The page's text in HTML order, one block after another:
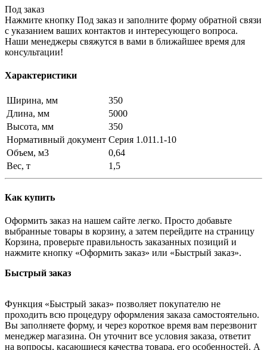
Под заказ
Нажмите кнопку Под заказ и заполните форму обратной связи
с указанием ваших контактов и интересующего вопроса.
Наши менеджеры свяжутся в вами в ближайшее время для
консультации!
Характеристики
Ширина, мм
350
Длина, мм
5000
Высота, мм
350
Нормативный документ Серия 1.011.1-10
Объем, м3
0,64
Вес, т
1,5
Как купить
Оформить заказ на нашем сайте легко. Просто добавьте
выбранные товары в корзину, а затем перейдите на страницу
Корзина, проверьте правильность заказанных позиций и
нажмите кнопку «Оформить заказ» или «Быстрый заказ».
Быстрый заказ
Функция «Быстрый заказ» позволяет покупателю не
проходить всю процедуру оформления заказа самостоятельно.
Вы заполняете форму, и через короткое время вам перезвонит
менеджер магазина. Он уточнит все условия заказа, ответит
на вопросы, касающиеся качества товара, его особенностей. А